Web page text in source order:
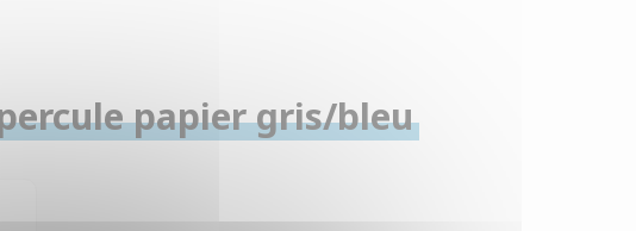
papier gris/bleu